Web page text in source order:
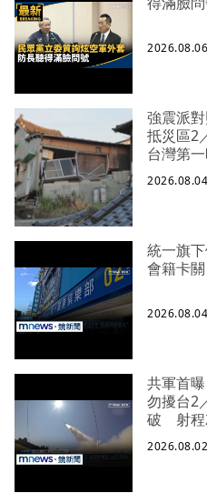
強震派
抵災區2
台灣第
統一旗
會籍卡
共軍首
勿擾台2
破 射程